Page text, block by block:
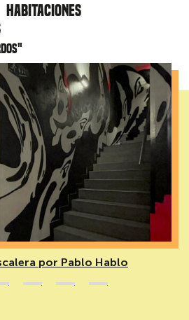
Habitaciones
por Pablo Hablo
2 3 4 5